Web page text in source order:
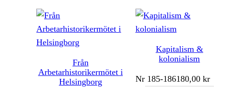
Från
Arbetarhistorikermötet i
Helsingborg
Kapitalism &
kolonialism
Nr 185-186180,00 kr